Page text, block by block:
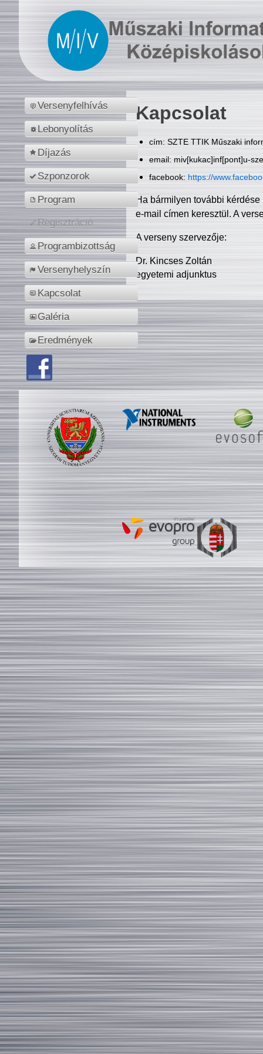
Versenyfelhívás
Lebonyolítás
Díjazás
Szponzorok
Program
Regisztráció
Programbizottság
Versenyhelyszín
Kapcsolat
Galéria
Eredmények
Kapcsolat
cím: SZTE TTIK Műszaki
email: miv[kukac]inf[pont]u-
facebook: https://
Ha bármilyen további
e-mail címen keresztül. A
A verseny szervezője:
Dr. Kincses Zoltán
egyetemi adjunktus